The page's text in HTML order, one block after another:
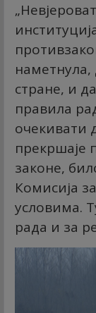
наметнула,
стране, и
правила
очекивати
прекршаје
законе,
Комисија
условима.
рада и за